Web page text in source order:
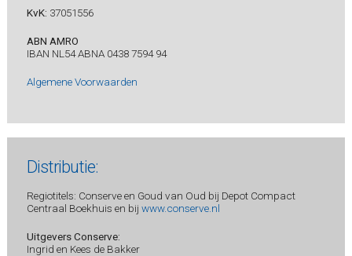
KvK: 37051556
ABN AMRO
IBAN NL54 ABNA 0438 7594 94
Algemene Voorwaarden
Distributie:
Regiotitels: Conserve en Goud van Oud bij Depot Compact
Centraal Boekhuis en bij www.conserve.nl
Uitgevers Conserve:
Ingrid en Kees de Bakker